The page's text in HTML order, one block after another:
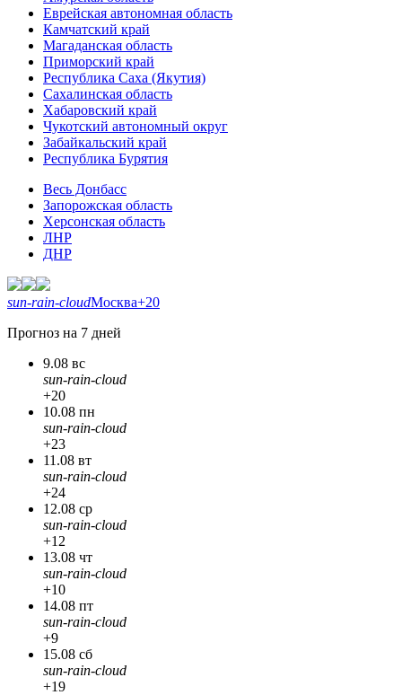
Еврейская автономная область
Камчатский край
Магаданская область
Приморский край
Республика Саха (Якутия)
Сахалинская область
Хабаровский край
Чукотский автономный округ
Забайкальский край
Республика Бурятия
Весь Донбасс
Запорожская область
Херсонская область
ЛНР
ДНР
sun-rain-cloudМосква+20
Прогноз на 7 дней
9.08 вс
sun-rain-cloud
+20
10.08 пн
sun-rain-cloud
+23
11.08 вт
sun-rain-cloud
+24
12.08 ср
sun-rain-cloud
+12
13.08 чт
sun-rain-cloud
+10
14.08 пт
sun-rain-cloud
+9
15.08 сб
sun-rain-cloud
+19